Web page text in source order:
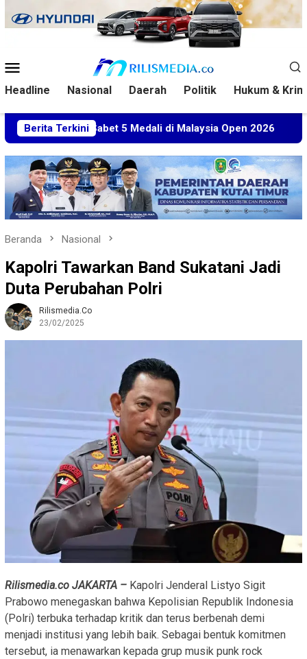
ke
Mobile
Headline Nasional Daerah Politik Hukum &
Berita Terkini
Sabet 5 Medali di Malaysia Open 2026 Kuasa
Beranda Nasional
Kapolri Tawarkan Band Sukatani Jadi
Duta Perubahan Polri
Rilismedia.co
23/02/2025
Rilismedia.co JAKARTA – Kapolri Jenderal Listyo Sigit
Prabowo menegaskan bahwa Kepolisian Republik Indonesia
(Polri) terbuka terhadap kritik dan terus berbenah demi
menjadi institusi yang lebih baik. Sebagai bentuk komitmen
tersebut, ia menawarkan kepada grup musik punk rock